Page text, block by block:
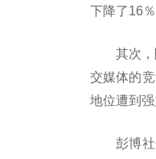
下降了16
其次
交媒体的
地位遭到强
彭博